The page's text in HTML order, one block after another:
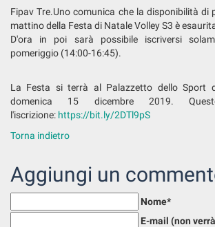
Fipav Tre.Uno comunica che la disponibilità di
mattino della Festa di Natale Volley S3 è
D'ora in poi sarà possibile iscriversi
pomeriggio (14:00-16:45).
La Festa si terrà al Palazzetto dello Sport
domenica 15 dicembre 2019.
l'iscrizione: https://bit.ly/2DTl9pS
Torna indietro
Aggiungi un
Nome*
E-mail (non